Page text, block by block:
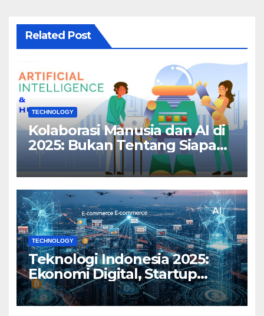
Related Post
TECHNOLOGY
Kolaborasi Manusia dan AI di
2025: Bukan Tentang Siapa
yang Menang, Tapi Siapa
yang Beradaptasi
TECHNOLOGY
Teknologi Indonesia 2025:
Ekonomi Digital, Startup
Lokal, dan Inklusi Teknologi